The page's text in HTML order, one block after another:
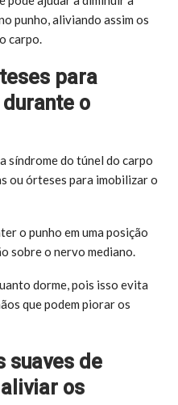
punho, aliviando assim os
carpo.
para
o
síndrome do túnel do carpo
ou órteses para imobilizar o
o punho em uma posição
sobre o nervo mediano.
dorme, pois isso evita
que podem piorar os
suaves de
os